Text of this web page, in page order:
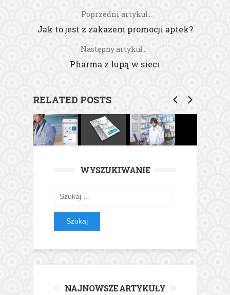
Poprzedni artykuł...
Jak to jest z zakazem promocji aptek?
Następny artykuł...
Pharma z lupą w sieci
RELATED POSTS
WYSZUKIWANIE
Szukaj:
NAJNOWSZE ARTYKUŁY